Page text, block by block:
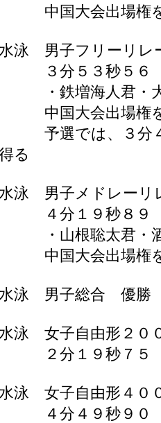
中国大会出場権
水泳 男子フリーリ
３分５３秒５６ 山
・鉄増海人君・大
中国大会出場権
予選では、３分４
る
水泳 男子メドレー
４分１９秒８９
・山根聡太君・酒
中国大会出場権
水泳 男子総合 優勝
水泳 女子自由形２
２分１９秒７５
水泳 女子自由形４
４分４９秒９０